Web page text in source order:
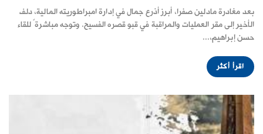
بعد مغادرة مادلين صفرا، أبرز أذرع جمال في إدارة امبراطوريته المالية، دلف
الأخير إلى مقر العمليات والمراقبة في قبو قصره الفسيح. وتوجه مباشرةً للقاء
حسن إبراهيم،...
اقرأ أكثر